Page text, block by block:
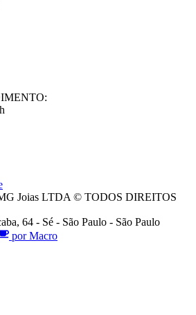
Joias LTDA © TODOS DIREITOS
64 - Sé - São Paulo - São Paulo
por Macro